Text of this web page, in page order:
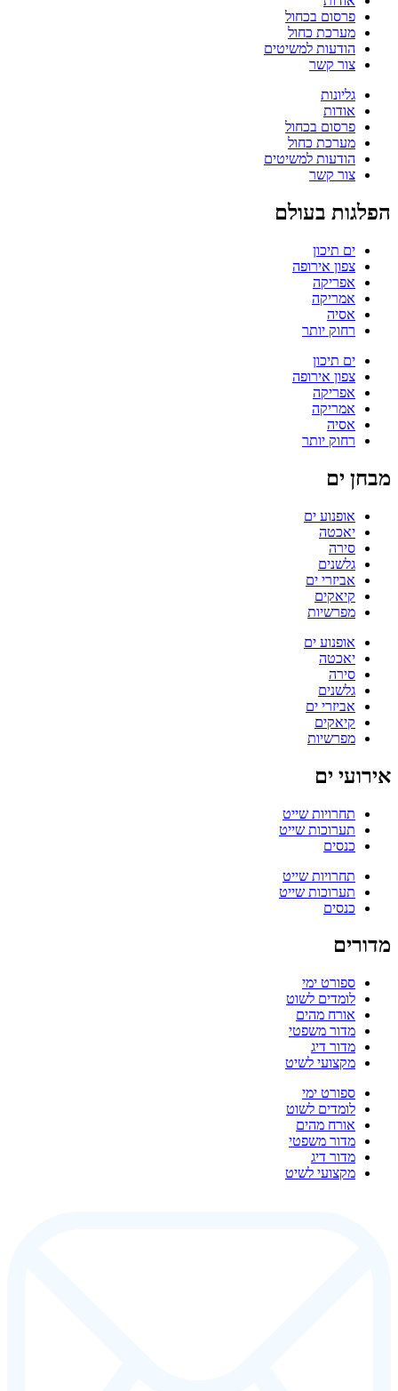
פרסום בכחול
מערכת כחול
הודעות למשיטים
צור קשר
גליונות
אודות
פרסום בכחול
מערכת כחול
הודעות למשיטים
צור קשר
הפלגות בעולם
ים תיכון
צפון אירופה
אפריקה
אמריקה
אסיה
רחוק יותר
ים תיכון
צפון אירופה
אפריקה
אמריקה
אסיה
רחוק יותר
מבחן ים
אופנוע ים
יאכטה
סירה
גלשנים
אביזרי ים
קיאקים
מפרשיות
אופנוע ים
יאכטה
סירה
גלשנים
אביזרי ים
קיאקים
מפרשיות
אירועי ים
תחרויות שייט
תערוכות שייט
כנסים
תחרויות שייט
תערוכות שייט
כנסים
מדורים
ספורט ימי
לומדים לשוט
אורח מהים
מדור משפטי
מדור דיג
מקצועי לשיט
ספורט ימי
לומדים לשוט
אורח מהים
מדור משפטי
מדור דיג
מקצועי לשיט